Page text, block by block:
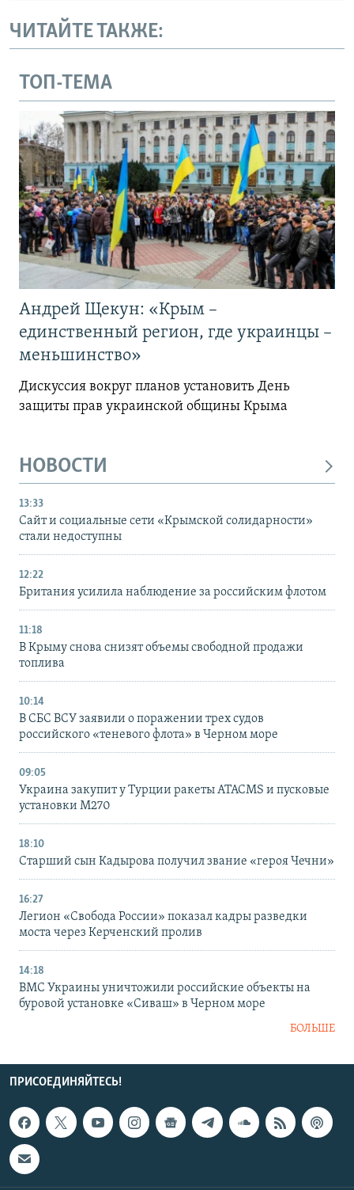
ЧИТАЙТЕ ТАКЖЕ:
ТОП-ТЕМА
Андрей Щекун: «Крым –
единственный регион, где украинцы –
меньшинство»
Дискуссия вокруг планов установить День
защиты прав украинской общины Крыма
НОВОСТИ
13:33
Сайт и социальные сети «Крымской солидарности»
стали недоступны
12:22
Британия усилила наблюдение за российским флотом
11:18
В Крыму снова снизят объемы свободной продажи
топлива
10:14
В СБС ВСУ заявили о поражении трех судов
российского «теневого флота» в Черном море
09:05
Украина закупит у Турции ракеты ATACMS и пусковые
установки M270
18:10
Старший сын Кадырова получил звание «героя Чечни»
16:27
Легион «Свобода России» показал кадры разведки
моста через Керченский пролив
14:18
ВМС Украины уничтожили российские объекты на
буровой установке «Сиваш» в Черном море
БОЛЬШЕ
ПРИСОЕДИНЯЙТЕСЬ!